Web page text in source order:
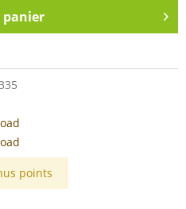
panier
points